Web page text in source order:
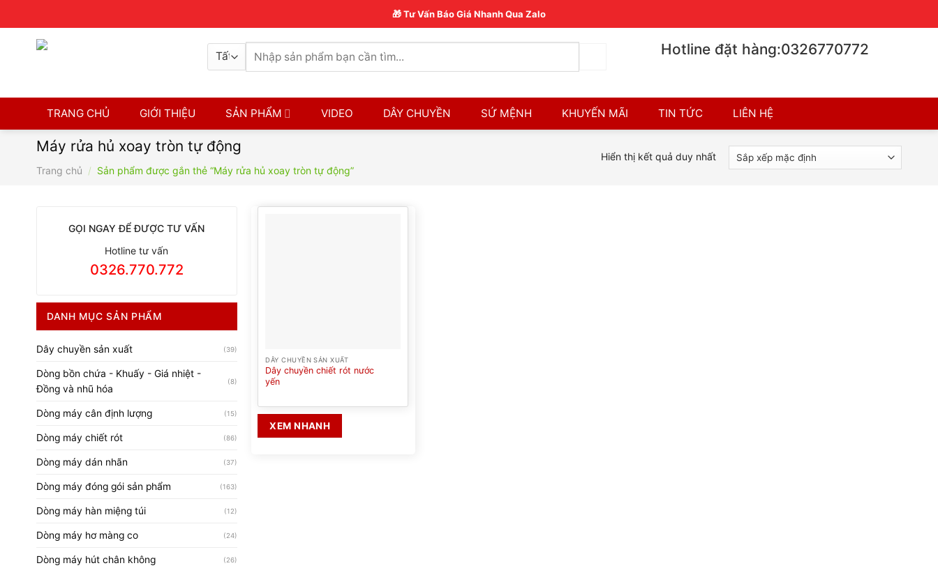
kiếm:
Hotline đặt hàng:0326770772
TRANG CHỦ GIỚI THIỆU SẢN PHẨM VIDEO DÂY CHUYỀN SỨ MỆNH KHUYẾN MÃI TIN TỨC LIÊN HỆ
Máy rửa hủ xoay tròn tự động
Trang chủ / Sản phẩm được gắn thẻ “Máy rửa hủ xoay tròn tự động”
Hiển thị kết quả duy nhất
GỌI NGAY ĐỂ ĐƯỢC TƯ VẤN
Hotline tư vấn
0326.770.772
DANH MỤC SẢN PHẨM
Dây chuyền sản xuất (39)
Dòng bồn chứa - Khuấy - Giá nhiệt -
Đồng và nhũ hóa
(8)
Dòng máy cân định lượng (15)
Dòng máy chiết rót (86)
Dòng máy dán nhãn (37)
Dòng máy đóng gói sản phẩm (163)
Dòng máy hàn miệng túi (12)
Dòng máy hơ màng co (24)
Dòng máy hút chân không (26)
DÂY CHUYỀN SẢN XUẤT
Dây chuyền chiết rót nước
yến
XEM NHANH
🎁 Tư Vấn Báo Giá Nhanh Qua Zalo